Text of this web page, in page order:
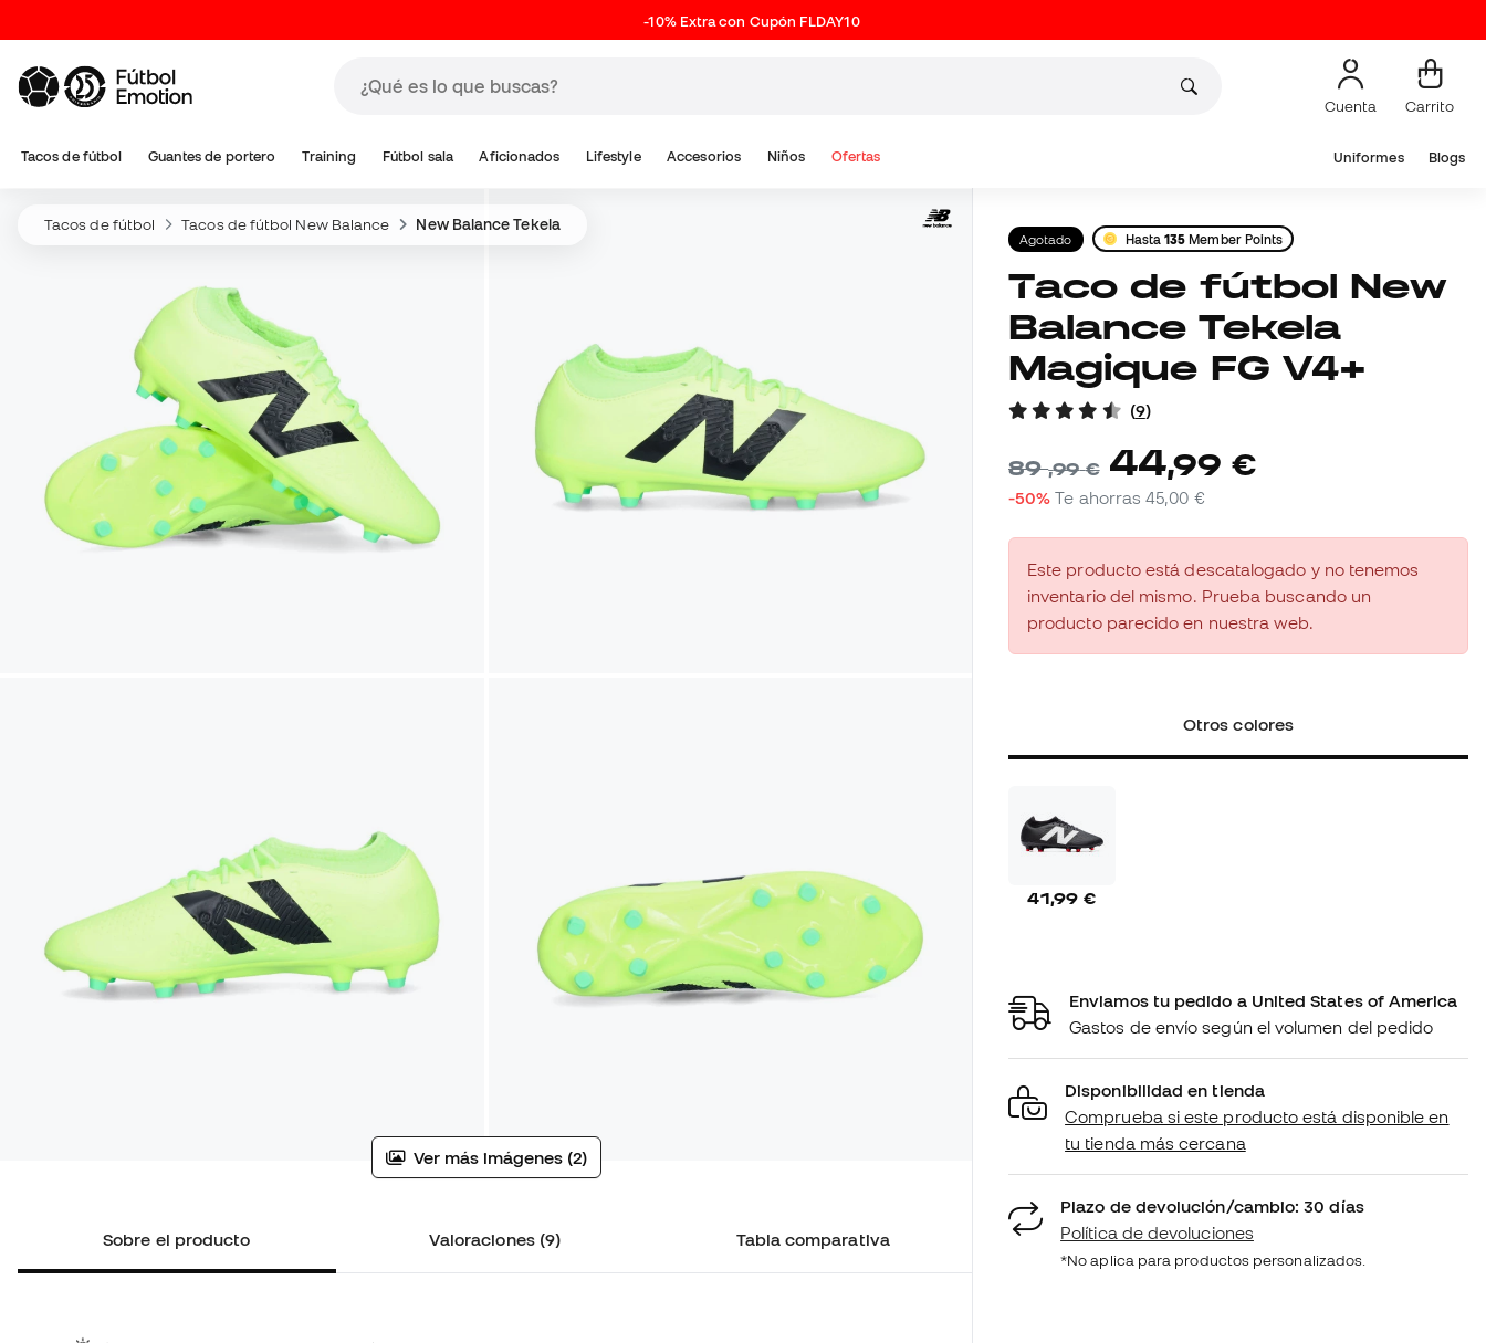
-10% Extra con Cupón FLDAY10
Cuenta Carrito
Tacos de fútbol Guantes de portero Training Fútbol sala Aficionados Lifestyle Accesorios Niños Ofertas Uniformes Blogs
Tacos de fútbol Tacos de fútbol New Balance New Balance Tekela
Ver más imágenes (2)
Sobre el producto Valoraciones (9) Tabla comparativa
Agotado Hasta135 Member Points
Taco de fútbol New
Balance Tekela
Magique FG V4+
(9)
89,99 € 44,99 €
-50% Te ahorras45,00 €
Este producto está descatalogado y no tenemos
inventario del mismo. Prueba buscando un
producto parecido en nuestra web.
Otros colores
41,99 €
Enviamos tu pedido a United States of America
Gastos de envío según el volumen del pedido
Disponibilidad en tienda
Comprueba si este producto está disponible en
tu tienda más cercana
Plazo de devolución/cambio: 30 días
Política de devoluciones
*No aplica para productos personalizados.